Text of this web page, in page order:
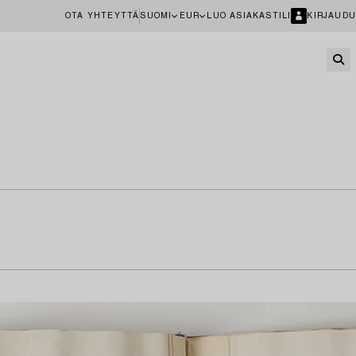
OTA YHTEYTTÄ SUOMI EUR LUO ASIAKASTILI KIRJAUDU